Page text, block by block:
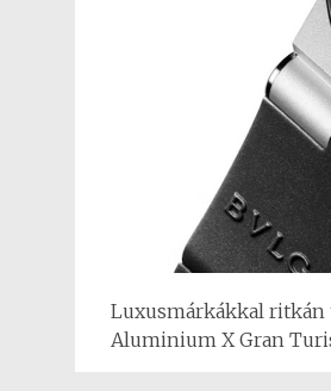
Luxusmárkákkal ritkán
Aluminium X Gran